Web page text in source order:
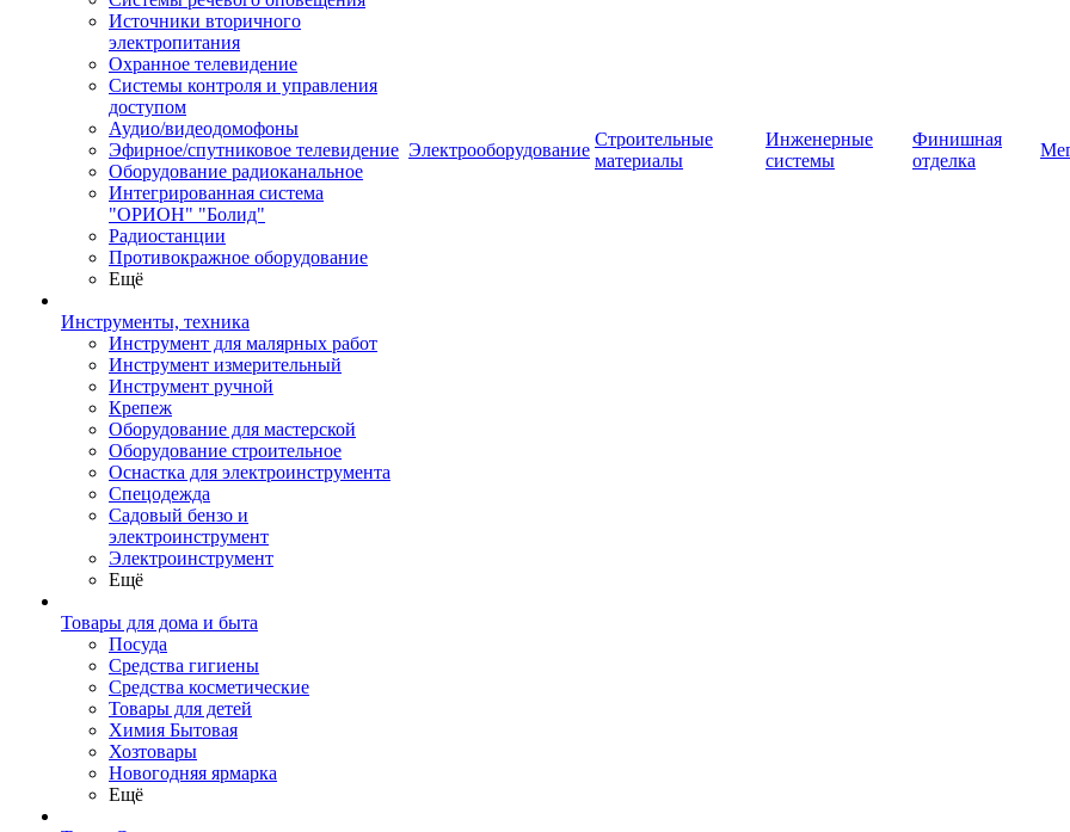
Источники вторичного
электропитания
Охранное телевидение
Системы контроля и управления
доступом
Аудио/видеодомофоны
Эфирное/спутниковое телевидение
Оборудование радиоканальное
Интегрированная система
"ОРИОН" "Болид"
Радиостанции
Противокражное оборудование
Ещё
Инструменты, техника
Инструмент для малярных работ
Инструмент измерительный
Инструмент ручной
Крепеж
Оборудование для мастерской
Оборудование строительное
Оснастка для электроинструмента
Спецодежда
Садовый бензо и
электроинструмент
Электроинструмент
Ещё
Товары для дома и быта
Посуда
Средства гигиены
Средства косметические
Товары для детей
Химия Бытовая
Хозтовары
Новогодняя ярмарка
Ещё
Электрооборудование
Строительные
материалы
Инженерные
системы
Финишная
отделка